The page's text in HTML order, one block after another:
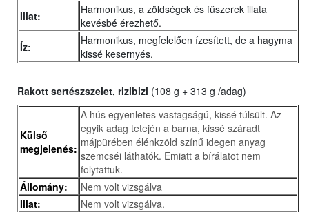
Illat:
Harmonikus, a zöldségek és fűszerek illata
kevésbé érezhető.
Íz:
Harmonikus, megfelelően ízesített, de a hagyma
kissé kesernyés.
Rakott sertészszelet, rizibizi (108 g + 313 g /adag)
Külső
megjelenés:
A hús egyenletes vastagságú, kissé túlsült. Az
egyik adag tetején a barna, kissé száradt
májpürében élénkzöld színű idegen anyag
szemcséi láthatók. Emiatt a bírálatot nem
folytattuk.
Állomány:
Nem volt vizsgálva
Illat:
Nem volt vizsgálva.